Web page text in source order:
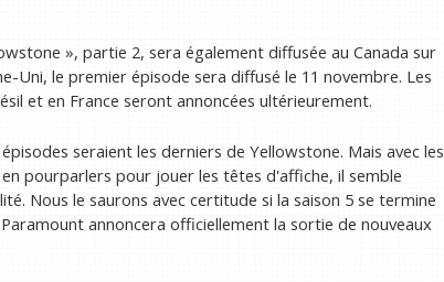
», partie 2, sera également diffusée au Canada sur
Uni, le premier épisode sera diffusé le 11 novembre. Les
et en France seront annoncées ultérieurement.
seraient les derniers de Yellowstone. Mais avec les
pourparlers pour jouer les têtes d'affiche, il semble
Nous le saurons avec certitude si la saison 5 se termine
annoncera officiellement la sortie de nouveaux